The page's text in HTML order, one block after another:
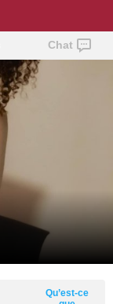
Chat
Qu’est-ce